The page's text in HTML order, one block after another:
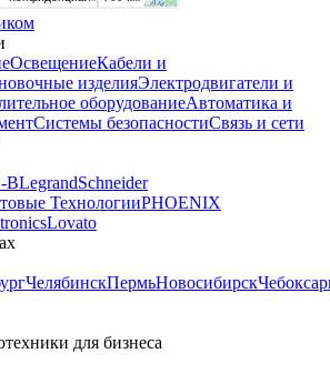
ОсвещениеКабели и
изделияЭлектродвигатели и
оборудованиеАвтоматика и
Системы безопасностиСвязь и сети
BLegrandSchneider
ТехнологииPHOENIX
Lovato
ЧелябинскПермьНовосибирск
для бизнеса